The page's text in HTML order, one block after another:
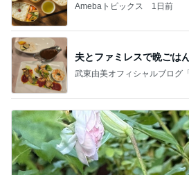
Amebaトピックス 1日前
夫とファミレスで晩ごは
武東由美オフィシャルブログ